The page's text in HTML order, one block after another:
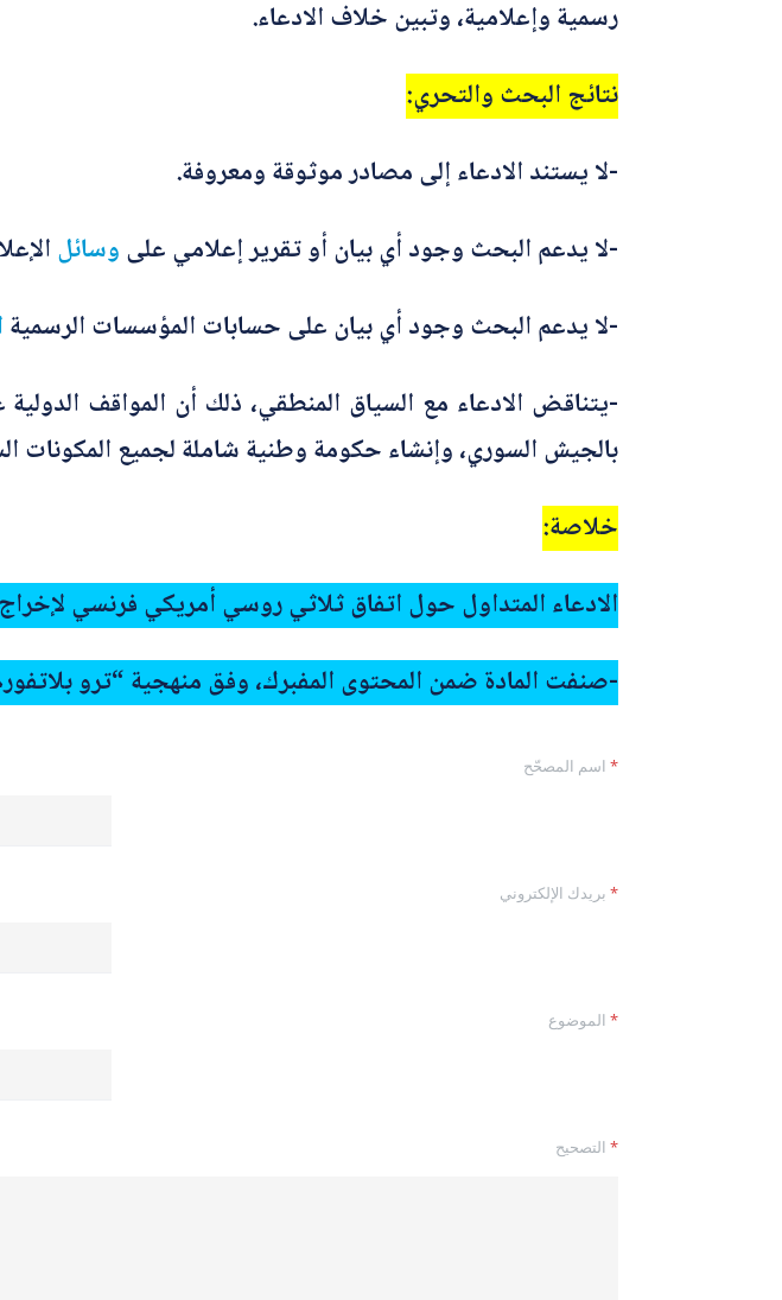
رسمية وإعلامية، وتبين خلاف الادعاء.
نتائج البحث والتحري:
-لا يستند الادعاء إلى مصادر موثوقة ومعروفة.
-لا يدعم البحث وجود أي بيان أو تقرير إعلامي علىوسائل
-لا يدعم البحث وجود أي بيان على حسابات المؤسسات الرسمية
-يتناقض الادعاء مع السياق المنطقي، ذلك أن المواقف
بالجيش السوري، وإنشاء حكومة وطنية شاملة لجميع المكونات
خلاصة:
الادعاء المتداول حول اتفاق ثلاثي روسي أمريكي فرنسي
-صنفت المادة ضمن المحتوى المفبرك، وفق منهجية “ترو
*
*
*
*